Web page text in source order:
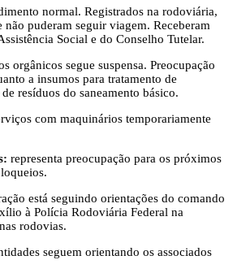
normal. Registrados na rodoviária,
não puderam seguir viagem. Receberam
Social e do Conselho Tutelar.
orgânicos segue suspensa. Preocupação
a insumos para tratamento de
resíduos do saneamento básico.
com maquinários temporariamente
representa preocupação para os próximos
está seguindo orientações do comando
à Polícia Rodoviária Federal na
rodovias.
seguem orientando os associados